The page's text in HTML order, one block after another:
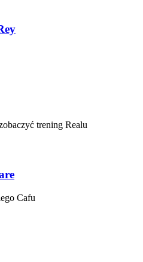
trening Realu
Cafu